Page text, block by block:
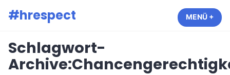
Inhalt
#hrespect MENÜ +
Schlagwort-
Archive: